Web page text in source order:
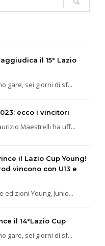
il 15° Lazio
gare, sei giorni di sf...
ecco i vincitori
Maestrelli ha uff...
il Lazio Cup Young!
vincono con U13 e
edizioni Young, Junio...
il 14°Lazio Cup
gare, sei giorni di sf...